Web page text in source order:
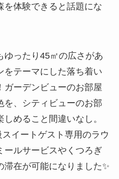
を体験できると話題にな
ゆったり45㎡の広さがあ
をテーマにした落ち着い
ガーデンビューのお部屋
を、シティビューのお部
めること間違いなし。
イートゲスト専用のラウ
ールサービスやくつろぎ
在が可能になりました✨